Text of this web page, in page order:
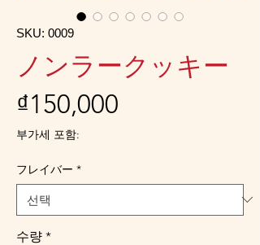
SKU: 0009
ノンラークッキー
₫150,000
부가세 포함:
フレイバー *
수량 *